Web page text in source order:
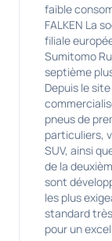
faible
FALKEN La
filiale
Sumitomo
septième
Depuis le
pneus de
particuliers,
SUV, ainsi
de la
sont
les plus
standard
pour un